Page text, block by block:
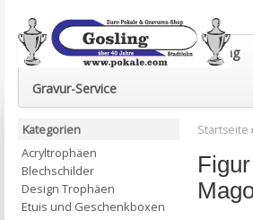
Euro-Pokale & Gravur-Shop Gosling
Gravur-Service
Startseite
Kategorien
Acryltrophäen
Blechschilder
Design Trophäen
Etuis und Geschenkboxen